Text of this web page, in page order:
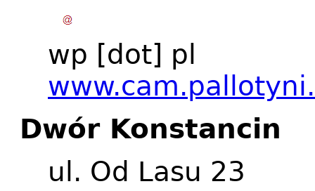
wp [dot] pl
Dwór Konstancin
ul. Od Lasu 23